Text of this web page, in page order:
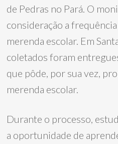
de Pedras no Pará. O
consideração a
merenda escolar. Em
coletados foram
que pôde, por sua vez,
merenda escolar.
Durante o processo,
a oportunidade de